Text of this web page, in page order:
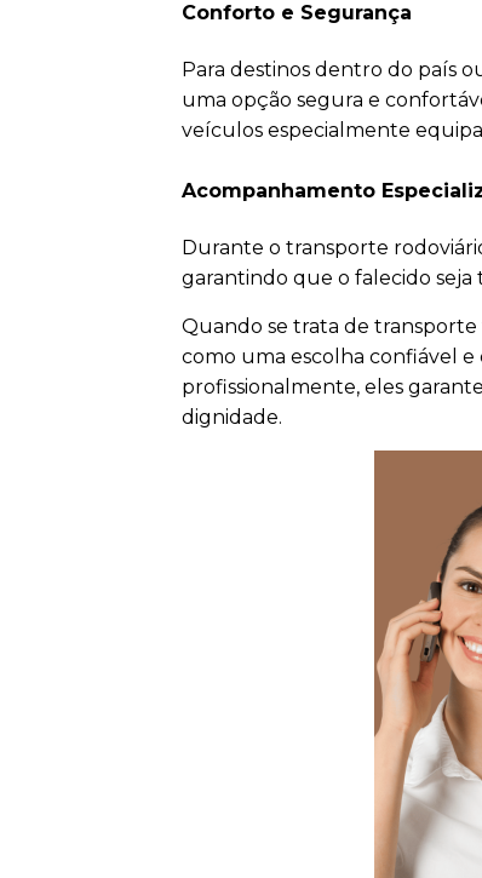
Conforto e Segurança
Para destinos dentro do país
uma opção segura e
veículos especialmente
Acompanhamento
Durante o transporte
garantindo que o falecido
Quando se trata de transporte
como uma escolha confiável e
profissionalmente, eles
dignidade.